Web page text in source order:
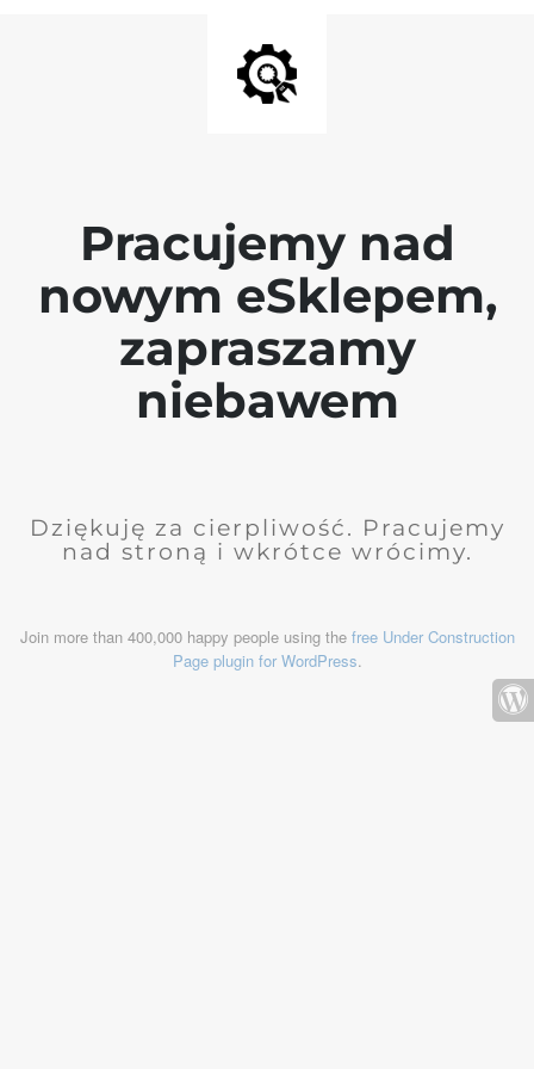
Pracujemy nad
nowym eSklepem,
zapraszamy
niebawem
Dziękuję za cierpliwość. Pracujemy
nad stroną i wkrótce wrócimy.
Join more than 400,000 happy people using the free Under Construction
Page plugin for WordPress.